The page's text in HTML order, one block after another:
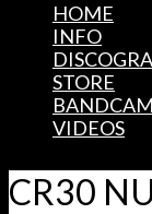
HOME
INFO
STORE
VIDEOS
CR30